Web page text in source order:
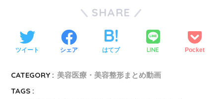
SHARE
ツイート シェア はてブ LINE Pocket
CATEGORY : 美容医療・美容整形まとめ動画
TAGS :